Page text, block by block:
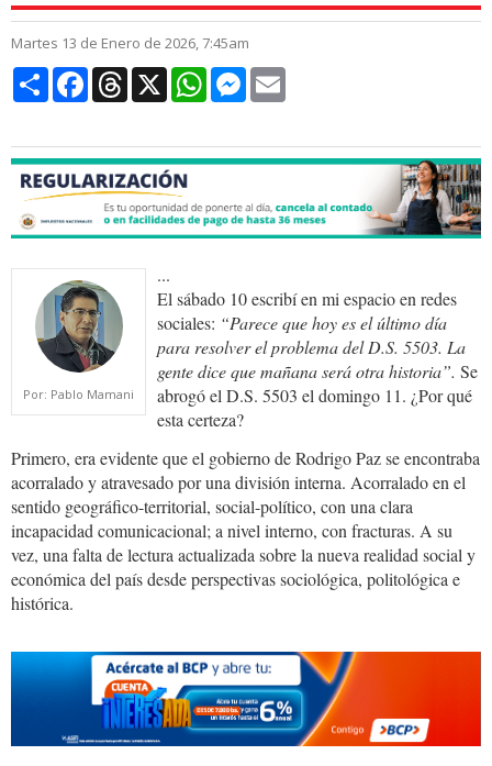
Martes 13 de Enero de 2026, 7:45am
CompartirFacebookThreads
X WhatsAppMessenger
Por: Pablo Mamani
...
El sábado 10 escribí en mi espacio en redes
sociales: “Parece que hoy es el último día
para resolver el problema delD.S. 5503. La
gente dice que mañana será otra historia”. Se
abrogó el D.S. 5503 el domingo 11. ¿Por qué
esta certeza?
Primero, era evidente que el gobierno de Rodrigo Paz se encontraba
acorralado y atravesado por una división interna. Acorralado en el
sentido geográfico-territorial, social-político, con una clara
incapacidad comunicacional; a nivel interno, con fracturas. A su
vez, una falta de lectura actualizada sobre la nueva realidad social y
económica del país desde perspectivas sociológica, politológica e
histórica.